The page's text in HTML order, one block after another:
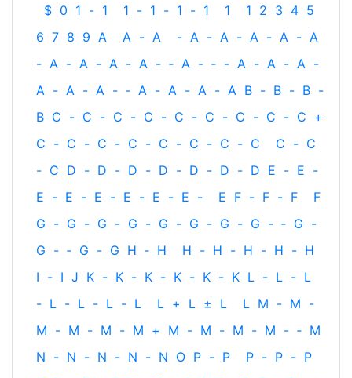
$ 0 1 - 1 1 - 1 - 1 - 1 1 1 2 3 4 5
6 7 8 9 A A - A - A - A - A - A - A
- A - A - A - A - ‐ A - ‐ - A - A - A -
A - A - A - ‐ A - A - A - A B - B - B -
B C - C - C - C - C - C - C - C - C +
C - C - C - C - C - C - C - C C - C
- C D - D - D - D - D - D - D E - E -
E - E - E - E - E - E - E F - F - F
F
G - G - G - G - G - G - G - G - ‐ G -
G - ‐ G - G H ‐ H H - H - H - H - H
I - I J K - K - K - K - K - K L - L - L
- L - L - L - L L + L ± L L M - M -
M - M - M - M + M - M - M - M - ‐ M
N - N - N - N - N O P - P P - P - P